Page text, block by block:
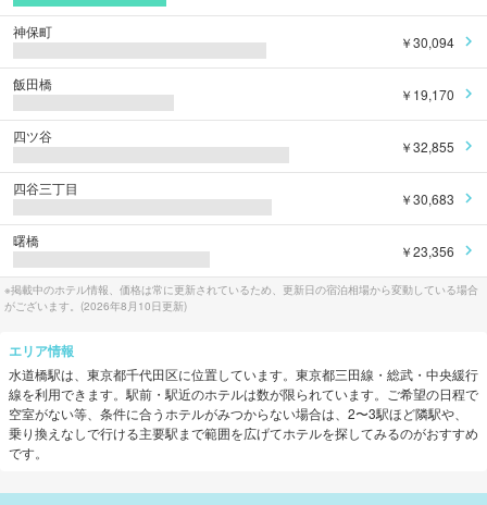
神保町
￥30,094
飯田橋
￥19,170
四ツ谷
￥32,855
四谷三丁目
￥30,683
曙橋
￥23,356
※掲載中のホテル情報、価格は常に更新されているため、更新日の宿泊相場から変動している場合
がございます。(2026年8月10日更新)
エリア情報
水道橋駅は、 東京都千代田区に位置しています。 東京都三田線・総武・中央緩行
線を利用できます。 駅前・駅近のホテルは数が限られています。ご希望の日程で
空室がない等、条件に合うホテルがみつからない場合は、2〜3駅ほど隣駅や、
乗り換えなしで行ける主要駅まで範囲を広げてホテルを探してみるのがおすすめ
です。